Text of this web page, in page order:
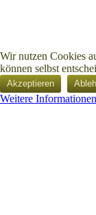
Wir nutzen Cookies
können selbst
Akzeptieren
Weitere Informationen